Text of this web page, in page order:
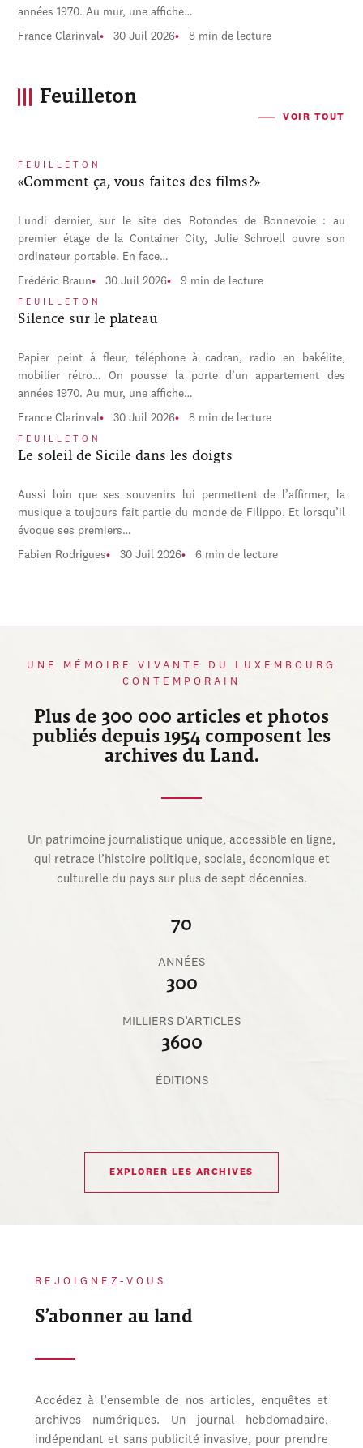
années 1970. Au mur, une affiche…
France Clarinval 30 Juil 2026 8 min de lecture
Feuilleton
VOIR TOUT
FEUILLETON
«Comment ça, vous faites des films?»
Lundi dernier, sur le site des Rotondes de Bonnevoie : au
premier étage de la Container City, Julie Schroell ouvre son
ordinateur portable. En face…
Frédéric Braun 30 Juil 2026 9 min de lecture
FEUILLETON
Silence sur le plateau
Papier peint à fleur, téléphone à cadran, radio en bakélite,
mobilier rétro… On pousse la porte d’un appartement des
années 1970. Au mur, une affiche…
France Clarinval 30 Juil 2026 8 min de lecture
FEUILLETON
Le soleil de Sicile dans les doigts
Aussi loin que ses souvenirs lui permettent de l’affirmer, la
musique a toujours fait partie du monde de Filippo. Et lorsqu’il
évoque ses premiers…
Fabien Rodrigues 30 Juil 2026 6 min de lecture
UNE MÉMOIRE VIVANTE DU LUXEMBOURG
CONTEMPORAIN
Plus de 300 000 articles et photos
publiés depuis 1954 composent les
archives du Land.
Un patrimoine journalistique unique, accessible en ligne,
qui retrace l’histoire politique, sociale, économique et
culturelle du pays sur plus de sept décennies.
70
ANNÉES
300
MILLIERS D’ARTICLES
3600
ÉDITIONS
EXPLORER LES ARCHIVES
REJOIGNEZ-VOUS
S’abonner au land
Accédez à l’ensemble de nos articles, enquêtes et
archives numériques. Un journal hebdomadaire,
indépendant et sans publicité invasive, pour prendre